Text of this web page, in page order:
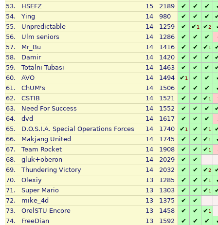
53.
HSEFZ 15 2189 ✔ ✔ ✔
54.
Ying 14 980 ✔ ✔ ✔
55.
Unpredictable 14 1259 ✔ ✔1 ✔2
56.
Ulm seniors 14 1286 ✔ ✔ ✔
57. Mr_Bu 14 1416 ✔ ✔ ✔1
58.
Damir 14 1420 ✔ ✔ ✔
59.
Totalni Tubasi 14 1463 ✔ ✔ ✔
60.
AVO 14 1494 ✔1 ✔ ✔
61.
ChUM's 14 1506 ✔ ✔ ✔
62.
CSTIB 14 1521 ✔ ✔ ✔1
63. Need For Success 14 1552 ✔ ✔ ✔
64.
dvd 14 1617 ✔ ✔ ✔
65. D.O.S.I.A. Special Operations Forces 14 1740 ✔1 ✔ ✔1
66.
Makjang United 14 1745 ✔ ✔ ✔1
67.
Team Rocket 14 1908 ✔ ✔ ✔1
68. gluk+oberon 14 2029 ✔
✔
69.
Thundering Victory 14 2032 ✔ ✔ ✔2
70.
Olexiy 13 1285 ✔ ✔ ✔1
71.
Super Mario 13 1303 ✔ ✔ ✔1
72.
mike_4d 13 1375 ✔
✔
73.
OrelSTU Encore 13 1458 ✔ ✔ ✔1
74. FreeDian 13 1592 ✔ ✔ ✔